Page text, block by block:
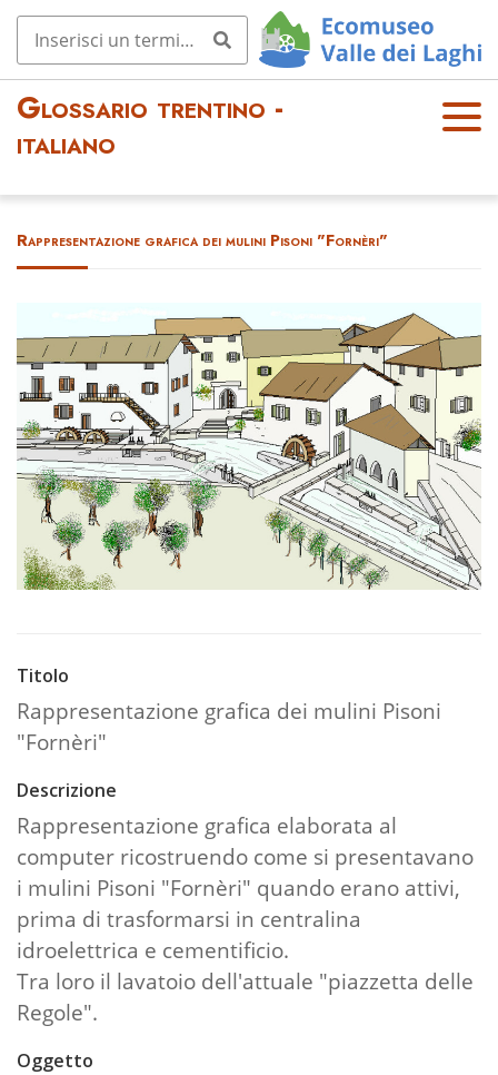
Glossario trentino -
italiano
OPE
Rappresentazione grafica dei mulini Pisoni "Fornèri"
Titolo
Rappresentazione grafica dei mulini Pisoni
"Fornèri"
Descrizione
Rappresentazione grafica elaborata al
computer ricostruendo come si presentavano
i mulini Pisoni "Fornèri" quando erano attivi,
prima di trasformarsi in centralina
idroelettrica e cementificio.
Tra loro il lavatoio dell'attuale "piazzetta delle
Regole".
Oggetto